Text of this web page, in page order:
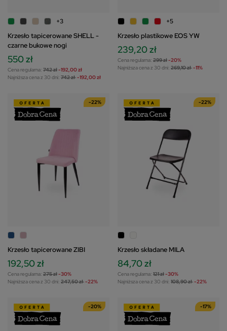
+3
Krzesło tapicerowane SHELL -
czarne bukowe nogi
550 zł
Cena regularna: 742 zł-192,00 zł
Najniższa cena z 30 dni: 742 zł-192,00 zł
+5
Krzesło plastikowe EOS YW
239,20 zł
Cena regularna: 299 zł-20%
Najniższa cena z 30 dni: 269,10 zł-11%
-22%
Krzesło tapicerowane ZIBI
192,50 zł
Cena regularna: 275 zł-30%
Najniższa cena z 30 dni: 247,50 zł-22%
-22%
Krzesło składane MILA
84,70 zł
Cena regularna: 121 zł-30%
Najniższa cena z 30 dni: 108,90 zł-22%
-20% -17%